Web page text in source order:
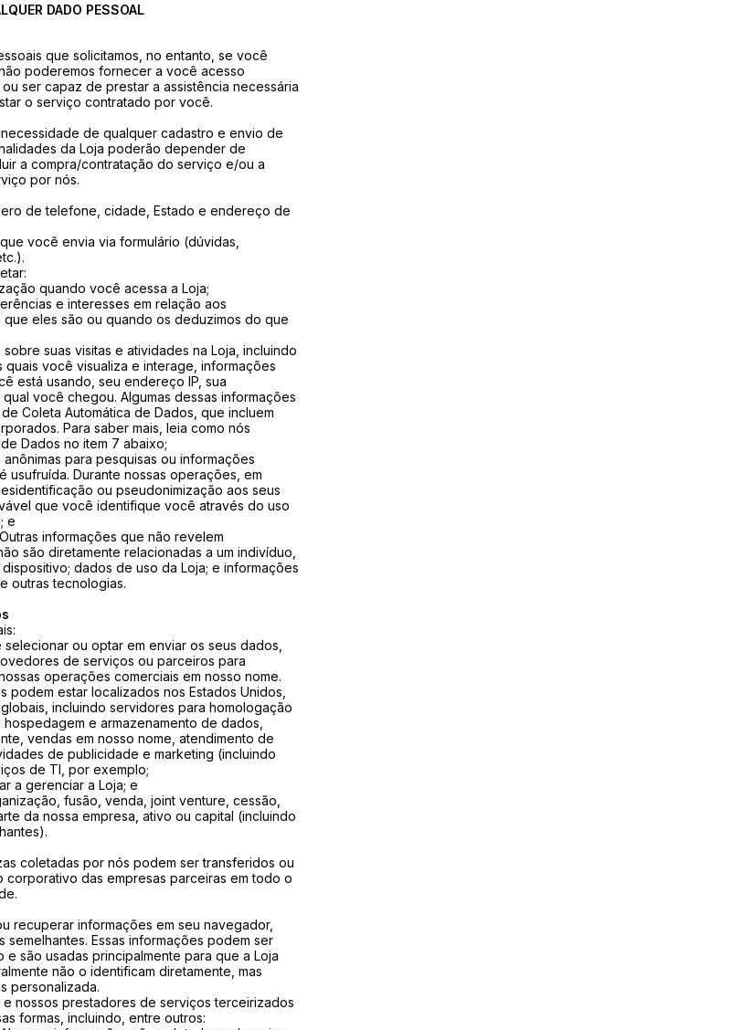
DADO PESSOAL
que solicitamos, no entanto, se você
poderemos fornecer a você acesso
ser capaz de prestar a assistência necessária
o serviço contratado por você.
de qualquer cadastro e envio de
da Loja poderão depender de
a compra/contratação do serviço e/ou a
por nós.
de telefone, cidade, Estado e endereço de
você envia via formulário (dúvidas,
quando você acessa a Loja;
e interesses em relação aos
eles são ou quando os deduzimos do que
suas visitas e atividades na Loja, incluindo
você visualiza e interage, informações
está usando, seu endereço IP, sua
você chegou. Algumas dessas informações
Coleta Automática de Dados, que incluem
Para saber mais, leia como nós
Dados no item 7 abaixo;
anônimas para pesquisas ou informações
usufruída. Durante nossas operações, em
ou pseudonimização aos seus
que você identifique você através do uso
e
Outras informações que não revelem
são diretamente relacionadas a um indivíduo,
dados de uso da Loja; e informações
outras tecnologias.
ou optar em enviar os seus dados,
de serviços ou parceiros para
operações comerciais em nosso nome.
estar localizados nos Estados Unidos,
incluindo servidores para homologação
e armazenamento de dados,
vendas em nosso nome, atendimento de
de publicidade e marketing (incluindo
de TI, por exemplo;
a gerenciar a Loja; e
fusão, venda, joint venture, cessão,
da nossa empresa, ativo ou capital (incluindo
coletadas por nós podem ser transferidos ou
das empresas parceiras em todo o
recuperar informações em seu navegador,
Essas informações podem ser
são usadas principalmente para que a Loja
não o identificam diretamente, mas
personalizada.
nossos prestadores de serviços terceirizados
formas, incluindo, entre outros: